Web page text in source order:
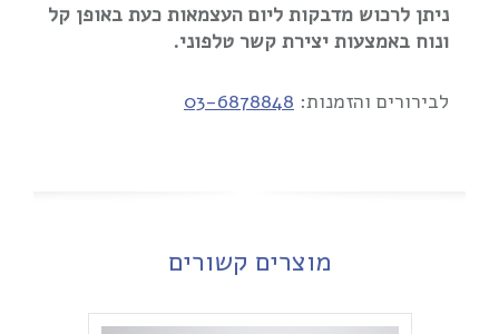
ניתן לרכוש מדבקות ליום העצמאות כעת באופן קל
ונוח באמצעות יצירת קשר טלפוני.
לבירורים והזמנות: 03-6878848
מוצרים קשורים